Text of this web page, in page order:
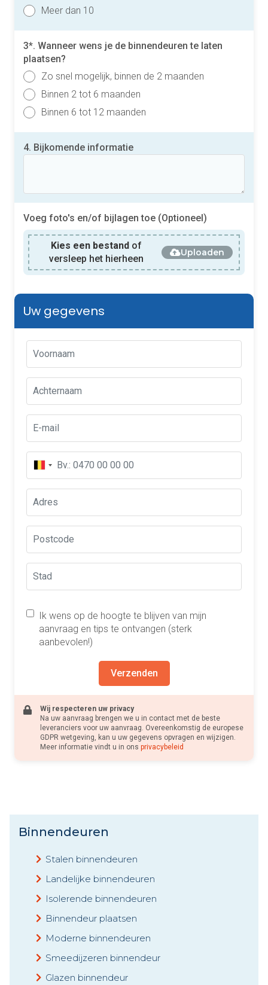
Meer dan 10
3*. Wanneer wens je de binnendeuren te laten
plaatsen?
Zo snel mogelijk, binnen de 2 maanden
Binnen 2 tot 6 maanden
Binnen 6 tot 12 maanden
4. Bijkomende informatie
Voeg foto's en/of bijlagen toe (Optioneel)
Kies een bestand of
versleep het hierheen
Uploaden
Uw gegevens
Ik wens op de hoogte te blijven van mijn
aanvraag en tips te ontvangen (sterk
aanbevolen!)
Verzenden
Wij respecteren uw privacy
Na uw aanvraag brengen we u in contact met de beste
leveranciers voor uw aanvraag. Overeenkomstig de europese
GDPR wetgeving, kan u uw gegevens opvragen en wijzigen.
Meer informatie vindt u in ons privacybeleid
Binnendeuren
Stalen binnendeuren
Landelijke binnendeuren
Isolerende binnendeuren
Binnendeur plaatsen
Moderne binnendeuren
Smeedijzeren binnendeur
Glazen binnendeur